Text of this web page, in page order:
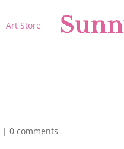
Art Store
|0 comments